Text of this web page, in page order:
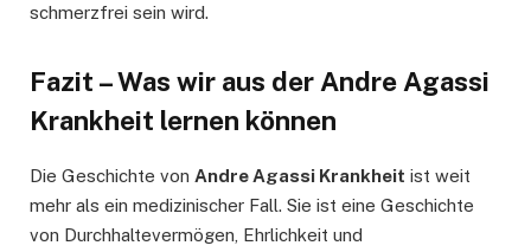
schmerzfrei sein wird.
Fazit – Was wir aus der Andre Agassi
Krankheit lernen können
Die Geschichte von Andre Agassi Krankheit ist weit
mehr als ein medizinischer Fall. Sie ist eine Geschichte
von Durchhaltevermögen, Ehrlichkeit und